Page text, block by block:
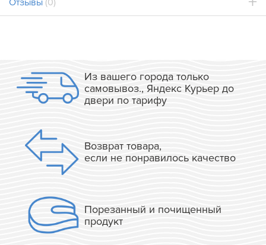
Из вашего города только
самовывоз., Яндекс Курьер до
двери по тарифу
Возврат товара,
если не понравилось качество
Порезанный и почищенный
продукт